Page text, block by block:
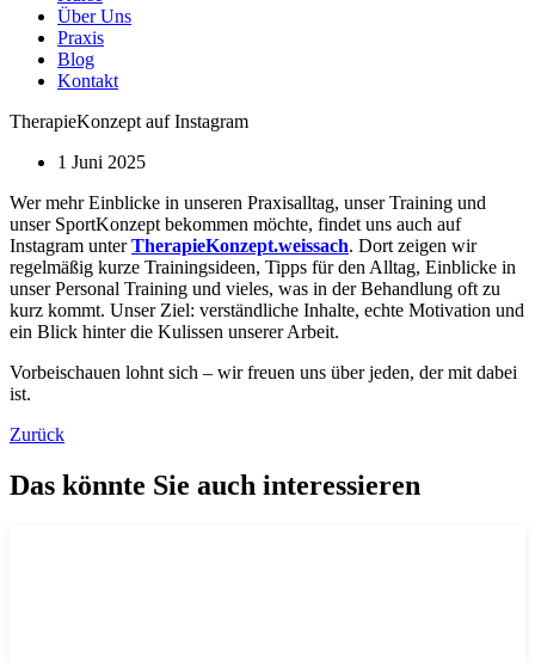
Über Uns
Praxis
Blog
Kontakt
TherapieKonzept auf Instagram
1 Juni 2025
Wer mehr Einblicke in unseren Praxisalltag, unser Training und
unser SportKonzept bekommen möchte, findet uns auch auf
Instagram unterTherapieKonzept.weissach. Dort zeigen wir
regelmäßig kurze Trainingsideen, Tipps für den Alltag, Einblicke in
unser Personal Training und vieles, was in der Behandlung oft zu
kurz kommt. Unser Ziel: verständliche Inhalte, echte Motivation und
ein Blick hinter die Kulissen unserer Arbeit.
Vorbeischauen lohnt sich – wir freuen uns über jeden, der mit dabei
ist.
Zurück
Das könnte Sie auch interessieren